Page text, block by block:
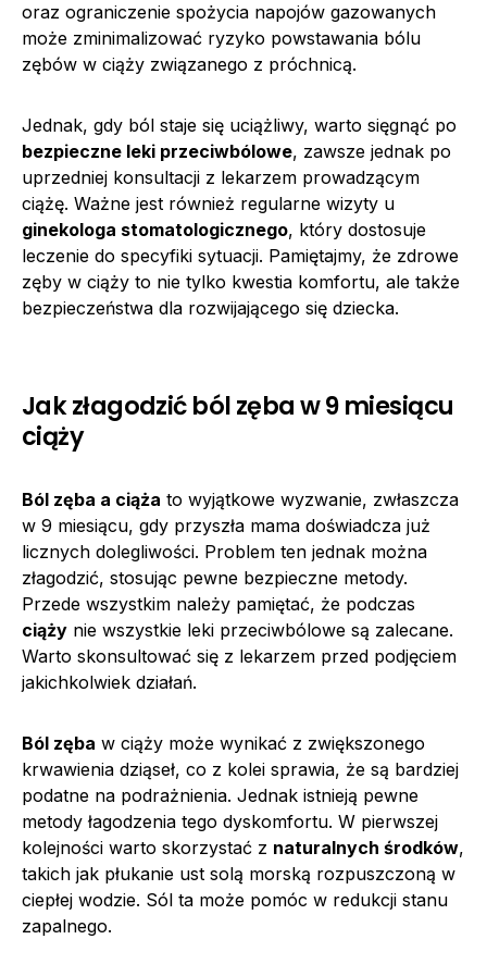
oraz ograniczenie spożycia napojów gazowanych
może zminimalizować ryzyko powstawania bólu
zębów w ciąży związanego z próchnicą.
Jednak, gdy ból staje się uciążliwy, warto sięgnąć po
bezpieczne leki przeciwbólowe, zawsze jednak po
uprzedniej konsultacji z lekarzem prowadzącym
ciążę. Ważne jest również regularne wizyty u
ginekologa stomatologicznego, który dostosuje
leczenie do specyfiki sytuacji. Pamiętajmy, że zdrowe
zęby w ciąży to nie tylko kwestia komfortu, ale także
bezpieczeństwa dla rozwijającego się dziecka.
Jak złagodzić ból zęba w 9 miesiącu
ciąży
Ból zęba a ciąża to wyjątkowe wyzwanie, zwłaszcza
w 9 miesiącu, gdy przyszła mama doświadcza już
licznych dolegliwości. Problem ten jednak można
złagodzić, stosując pewne bezpieczne metody.
Przede wszystkim należy pamiętać, że podczas
ciąży nie wszystkie leki przeciwbólowe są zalecane.
Warto skonsultować się z lekarzem przed podjęciem
jakichkolwiek działań.
Ból zęba w ciąży może wynikać z zwiększonego
krwawienia dziąseł, co z kolei sprawia, że są bardziej
podatne na podrażnienia. Jednak istnieją pewne
metody łagodzenia tego dyskomfortu. W pierwszej
kolejności warto skorzystać z naturalnych środków,
takich jak płukanie ust solą morską rozpuszczoną w
ciepłej wodzie. Sól ta może pomóc w redukcji stanu
zapalnego.